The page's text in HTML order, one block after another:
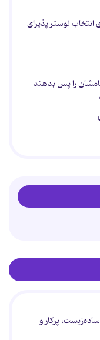
انتخاب لوستر پذیرای
پرکار و